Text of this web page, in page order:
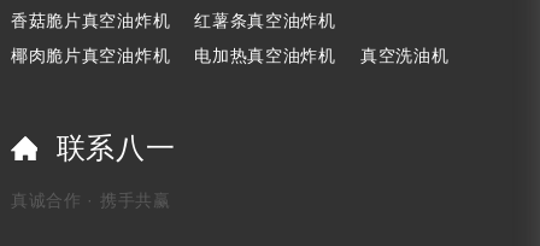
香菇脆片真空油炸机
红薯条真空油炸机
椰肉脆片真空油炸机
电加热真空油炸机 真空洗油机
联系八一
真诚合作 · 携手共赢